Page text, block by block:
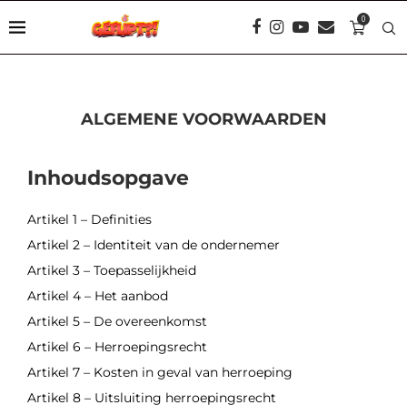
0
ALGEMENE VOORWAARDEN
Inhoudsopgave
Artikel 1 – Definities
Artikel 2 – Identiteit van de ondernemer
Artikel 3 – Toepasselijkheid
Artikel 4 – Het aanbod
Artikel 5 – De overeenkomst
Artikel 6 – Herroepingsrecht
Artikel 7 – Kosten in geval van herroeping
Artikel 8 – Uitsluiting herroepingsrecht